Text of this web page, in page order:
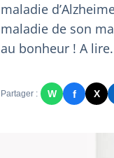
maladie
maladie de son
au bonheur ! A lire.
Partager : W f X